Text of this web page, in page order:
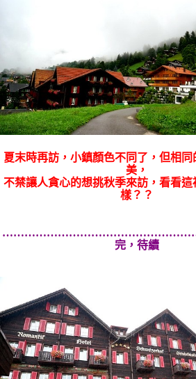
夏末時再訪，小鎮顏色不同了，但相
美，
不禁讓人貪心的想挑秋季來訪，看看
樣？？
完，待續